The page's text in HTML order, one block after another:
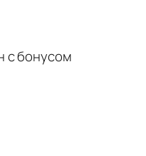
с бонусом